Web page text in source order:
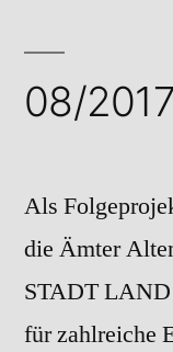
08/2017
Als
die Ämter
STADT LAND
für zahlreiche